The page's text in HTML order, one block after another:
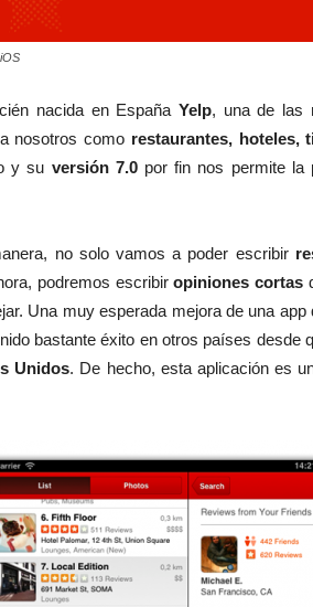
nacida en España Yelp, una de las
a nosotros como restaurantes, hoteles,
y su versión 7.0por fin nos permite la
no solo vamos a poder escribir
podremos escribiropiniones cortas
Una muy esperada mejora de una
bastante éxito en otros países desde
Unidos. De hecho, esta aplicación es